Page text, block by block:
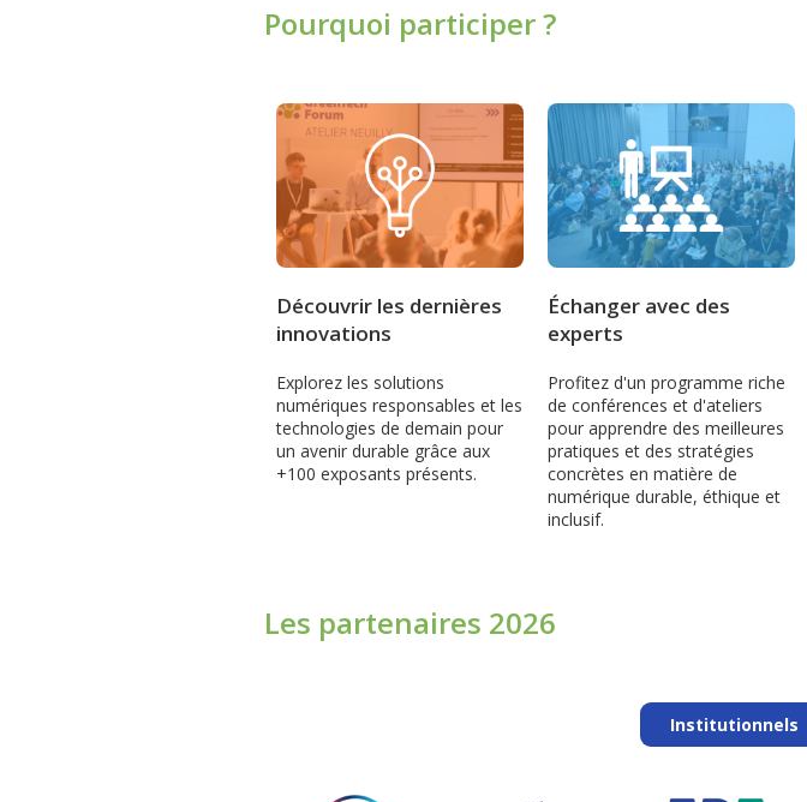
Pourquoi participer ?
Découvrir les dernières
innovations
Explorez les solutions
numériques responsables et les
technologies de demain pour
un avenir durable grâce aux
+100 exposants présents.
Échanger avec des
experts
Profitez d'un programme riche
de conférences et d'ateliers
pour apprendre des meilleures
pratiques et des stratégies
concrètes en matière de
numérique durable, éthique et
inclusif.
Les partenaires 2026
Institutionnels